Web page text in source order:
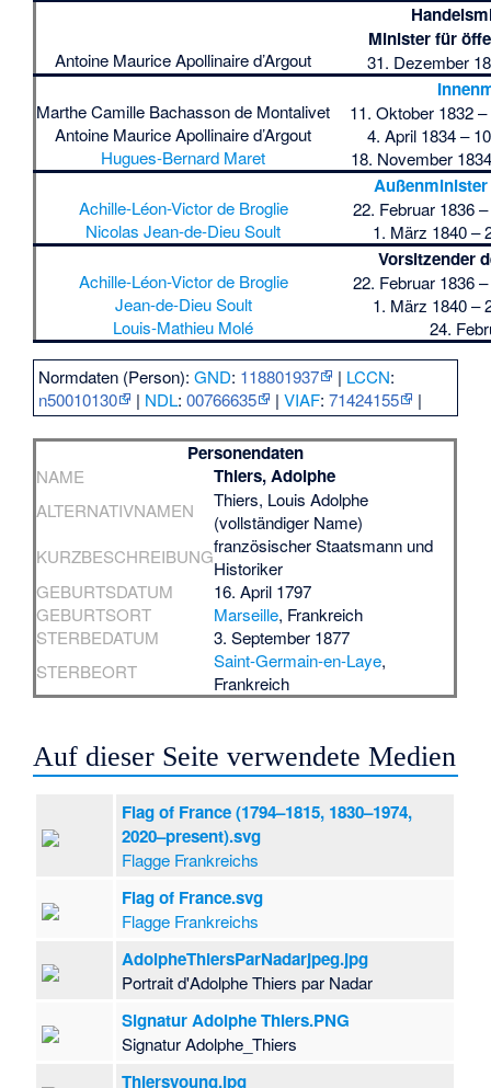
Antoine Maurice Apollinaire d’Argout
Minister für
31. Dezember
Marthe Camille Bachasson de Montalivet
Antoine Maurice Apollinaire d’Argout
Hugues-Bernard Maret
11. Oktober 1832
4. April 1834 –
18. November
Achille-Léon-Victor de Broglie
Nicolas Jean-de-Dieu Soult
22. Februar 1836
1. März 1840 –
Achille-Léon-Victor de Broglie
Jean-de-Dieu Soult
Louis-Mathieu Molé
Vorsitzender
22. Februar 1836
1. März 1840 –
24.
Normdaten (Person):GND: 118801937 | LCCN:
n50010130
| NDL:00766635 |VIAF:71424155 |
Personendaten
NAME Thiers, Adolphe
ALTERNATIVNAMEN
Thiers, Louis Adolphe
(vollständiger Name)
KURZBESCHREIBUNGfranzösischer Staatsmann und
Historiker
GEBURTSDATUM
16. April 1797
GEBURTSORT
Marseille, Frankreich
STERBEDATUM
3. September 1877
STERBEORT
Saint-Germain-en-Laye,
Frankreich
Auf dieser Seite verwendete Medien
Flag of France (1794–1815, 1830–1974,
2020–present).svg
Flagge Frankreichs
Flag of France.svg
Flagge Frankreichs
AdolpheThiersParNadarjpeg.jpg
Portrait d'Adolphe Thiers par Nadar
Signatur Adolphe Thiers.PNG
Signatur Adolphe_Thiers
Thiersyoung.jpg